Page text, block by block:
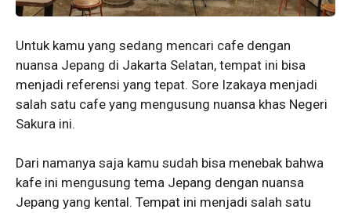
Untuk kamu yang sedang mencari cafe dengan
nuansa Jepang di Jakarta Selatan, tempat ini bisa
menjadi referensi yang tepat. Sore Izakaya menjadi
salah satu cafe yang mengusung nuansa khas Negeri
Sakura ini.
Dari namanya saja kamu sudah bisa menebak bahwa
kafe ini mengusung tema Jepang dengan nuansa
Jepang yang kental. Tempat ini menjadi salah satu